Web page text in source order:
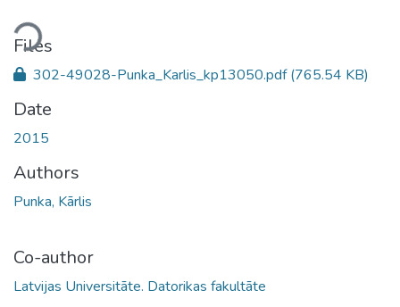
Files
302-49028-Punka_Karlis_kp13050.pdf(765.54 KB)
Date
2015
Authors
Punka, Kārlis
Co-author
Latvijas Universitāte. Datorikas fakultāte